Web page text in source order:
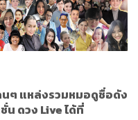
ๆ แหล่งรวมหมอดูชื่อดัง
ดวง Live ได้ที่